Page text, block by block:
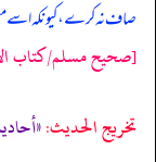
صاف نہ کرے، کیونکہ
[صحيح مسلم/كتاب
تخریج الحدیث: